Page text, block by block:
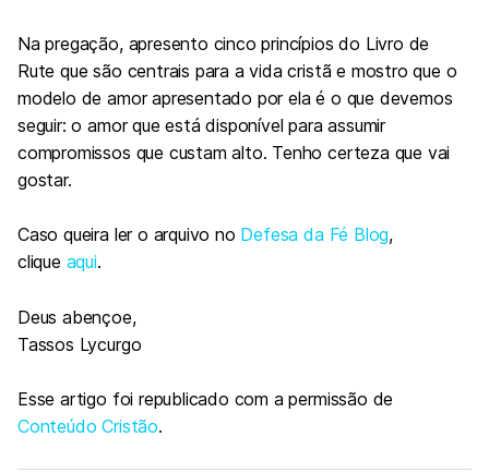
Na pregação, apresento cinco princípios do Livro de
Rute que são centrais para a vida cristã e mostro que o
modelo de amor apresentado por ela é o que devemos
seguir: o amor que está disponível para assumir
compromissos que custam alto. Tenho certeza que vai
gostar.
Caso queira ler o arquivo no Defesa da Fé Blog,
clique aqui.
Deus abençoe,
Tassos Lycurgo
Esse artigo foi republicado com a permissão de
Conteúdo Cristão.